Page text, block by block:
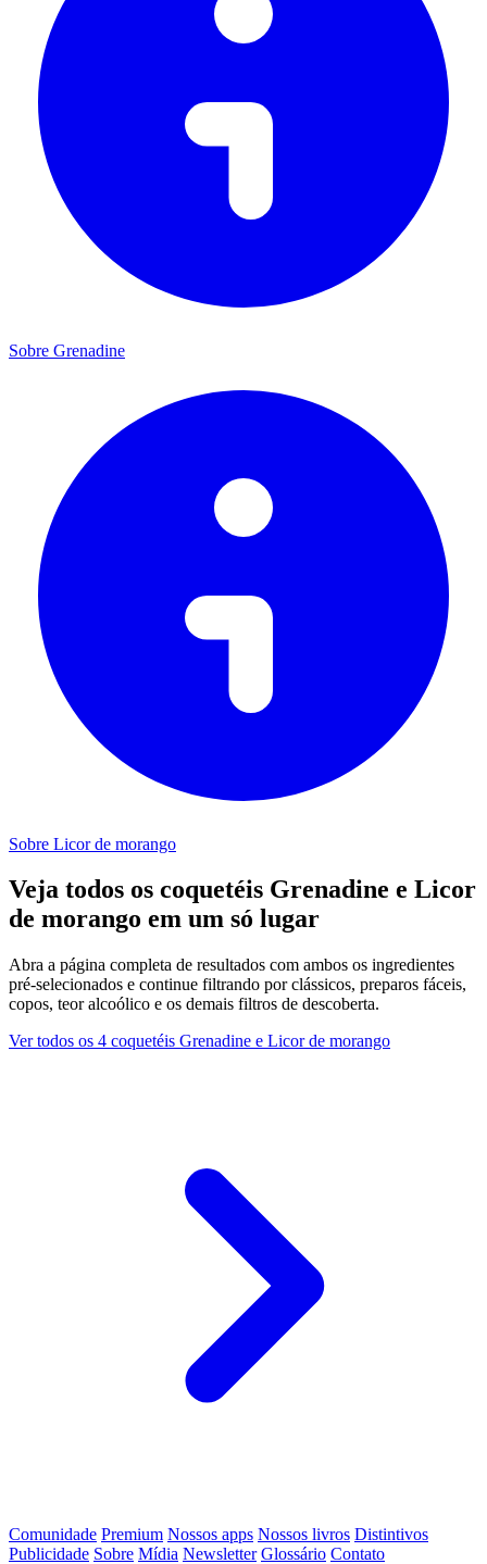
Sobre Grenadine
Sobre Licor de morango
Veja todos os coquetéis Grenadine e Licor
de morango em um só lugar
Abra a página completa de resultados com ambos os ingredientes
pré-selecionados e continue filtrando por clássicos, preparos fáceis,
copos, teor alcoólico e os demais filtros de descoberta.
Ver todos os 4 coquetéis Grenadine e Licor de morango
Comunidade Premium Nossos apps Nossos livros Distintivos
Publicidade Sobre Mídia Newsletter Glossário Contato